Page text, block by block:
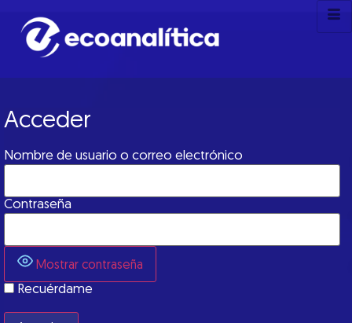
Acceder
Nombre de usuario o correo electrónico
Contraseña
Mostrar contraseña
Recuérdame